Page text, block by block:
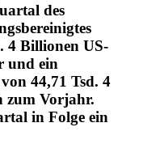
des
4 Billionen US-
und ein
44,71 Tsd. 4
zum Vorjahr.
in Folge ein